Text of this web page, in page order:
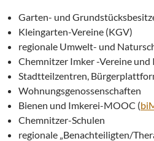
Garten- und
Kleingarten-Vereine (KGV)
regionale Umwelt- und
Chemnitzer Imker -Vereine und
Stadtteilzentren,
Wohnungsgenossenschaften
Bienen und Imkerei-MOOC (
Chemnitzer-Schulen
regionale „Benachteiligten/